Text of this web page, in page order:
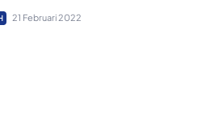
21 Februari 2022